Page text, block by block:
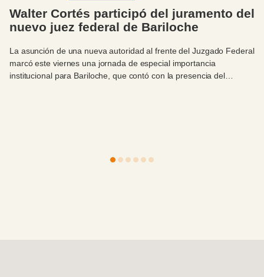
Walter Cortés participó del juramento del
nuevo juez federal de Bariloche
La asunción de una nueva autoridad al frente del Juzgado Federal
marcó este viernes una jornada de especial importancia
institucional para Bariloche, que contó con la presencia del